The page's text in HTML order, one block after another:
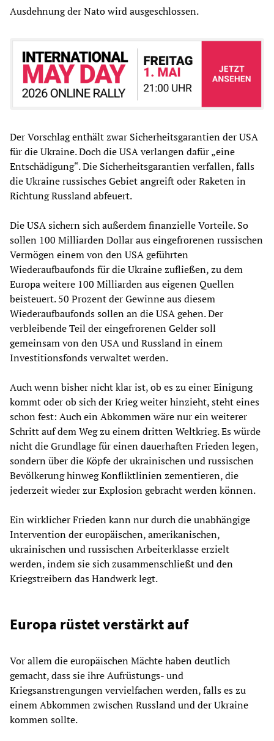
Ausdehnung der Nato wird ausgeschlossen.
Der Vorschlag enthält zwar Sicherheitsgarantien der USA
für die Ukraine. Doch die USA verlangen dafür „eine
Entschädigung“. Die Sicherheitsgarantien verfallen, falls
die Ukraine russisches Gebiet angreift oder Raketen in
Richtung Russland abfeuert.
Die USA sichern sich außerdem finanzielle Vorteile. So
sollen 100 Milliarden Dollar aus eingefrorenen russischen
Vermögen einem von den USA geführten
Wiederaufbaufonds für die Ukraine zufließen, zu dem
Europa weitere 100 Milliarden aus eigenen Quellen
beisteuert. 50 Prozent der Gewinne aus diesem
Wiederaufbaufonds sollen an die USA gehen. Der
verbleibende Teil der eingefrorenen Gelder soll
gemeinsam von den USA und Russland in einem
Investitionsfonds verwaltet werden.
Auch wenn bisher nicht klar ist, ob es zu einer Einigung
kommt oder ob sich der Krieg weiter hinzieht, steht eines
schon fest: Auch ein Abkommen wäre nur ein weiterer
Schritt auf dem Weg zu einem dritten Weltkrieg. Es würde
nicht die Grundlage für einen dauerhaften Frieden legen,
sondern über die Köpfe der ukrainischen und russischen
Bevölkerung hinweg Konfliktlinien zementieren, die
jederzeit wieder zur Explosion gebracht werden können.
Ein wirklicher Frieden kann nur durch die unabhängige
Intervention der europäischen, amerikanischen,
ukrainischen und russischen Arbeiterklasse erzielt
werden, indem sie sich zusammenschließt und den
Kriegstreibern das Handwerk legt.
Europa rüstet verstärkt auf
Vor allem die europäischen Mächte haben deutlich
gemacht, dass sie ihre Aufrüstungs- und
Kriegsanstrengungen vervielfachen werden, falls es zu
einem Abkommen zwischen Russland und der Ukraine
kommen sollte.